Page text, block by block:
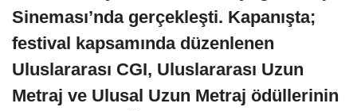
Sineması’nda gerçekleşti. Kapanışta;
festival kapsamında düzenlenen
Uluslararası CGI, Uluslararası Uzun
Metraj ve Ulusal Uzun Metraj ödüllerinin